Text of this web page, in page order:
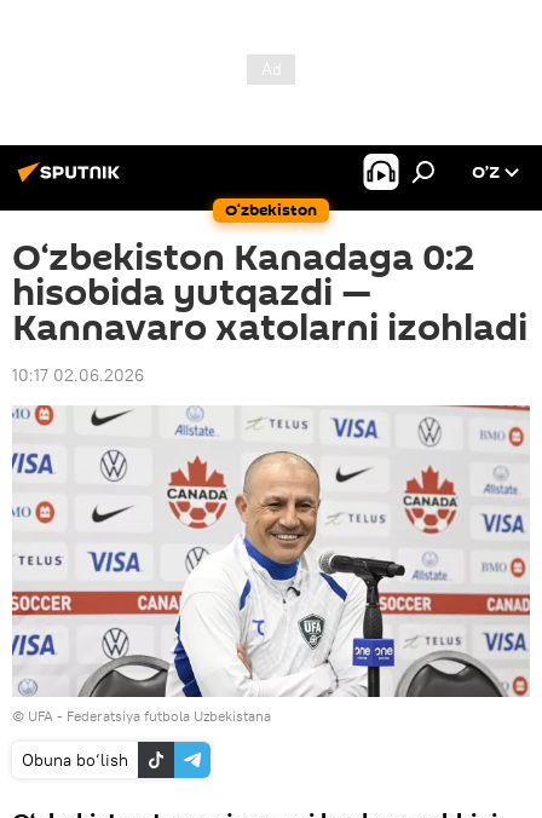
O‘zbekiston
O’Z
O‘zbekiston Kanadaga 0:2
hisobida yutqazdi —
Kannavaro xatolarni izohladi
10:17 02.06.2026
© UFA - Federatsiya futbola Uzbekistana
Obuna bo‘lish